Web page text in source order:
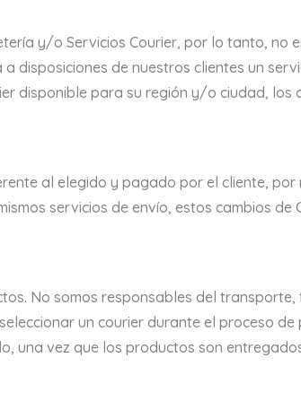
y/o Servicios Courier, por lo tanto, no
disposiciones de nuestros clientes un
disponible para su región y/o ciudad, los
al elegido y pagado por el cliente, por
servicios de envío, estos cambios de
No somos responsables del
un courier durante el proceso de
una vez que los productos son